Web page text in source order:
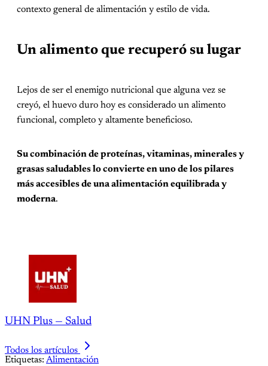
contexto general de alimentación y estilo de vida.
Un alimento que recuperó su lugar
Lejos de ser el enemigo nutricional que alguna vez se
creyó, el huevo duro hoy es considerado un alimento
funcional, completo y altamente beneficioso.
Su combinación de proteínas, vitaminas, minerales y
grasas saludables lo convierte en uno de los pilares
más accesibles de una alimentación equilibrada y
moderna.
UHN Plus — Salud
Todos los artículos
Etiquetas: Alimentación